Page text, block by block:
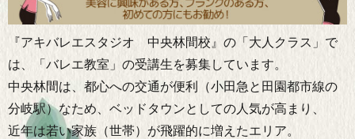
『アキバレエスタジオ 中央林間校』の「大人クラス」で
は、「バレエ教室」の受講生を募集しています。
中央林間は、都心への交通が便利（小田急と田園都市線の
分岐駅）なため、ベッドタウンとしての人気が高まり、
近年は若い家族（世帯）が飛躍的に増えたエリア。